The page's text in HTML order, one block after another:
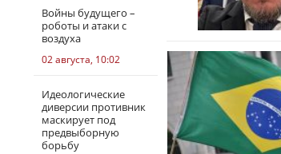
Войны будущего –
роботы и атаки с
воздуха
02 августа, 10:02
Идеологические
диверсии противник
маскирует под
предвыборную
борьбу